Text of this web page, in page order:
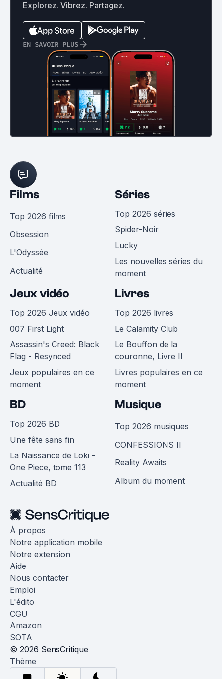
Explorez. Vibrez. Partagez.
EN SAVOIR PLUS
Films
Top 2026 films
Obsession
L'Odyssée
Actualité
Séries
Top 2026 séries
Spider-Noir
Lucky
Les nouvelles séries du
moment
Jeux vidéo
Top 2026 Jeux vidéo
007 First Light
Assassin's Creed: Black
Flag - Resynced
Jeux populaires en ce
moment
Livres
Top 2026 livres
Le Calamity Club
Le Bouffon de la
couronne, Livre II
Livres populaires en ce
moment
BD
Top 2026 BD
Une fête sans fin
La Naissance de Loki -
One Piece, tome 113
Actualité BD
Musique
Top 2026 musiques
CONFESSIONS II
Reality Awaits
Album du moment
À propos
Notre application mobile
Notre extension
Aide
Nous contacter
Emploi
L'édito
CGU
Amazon
SOTA
© 2026 SensCritique
Thème